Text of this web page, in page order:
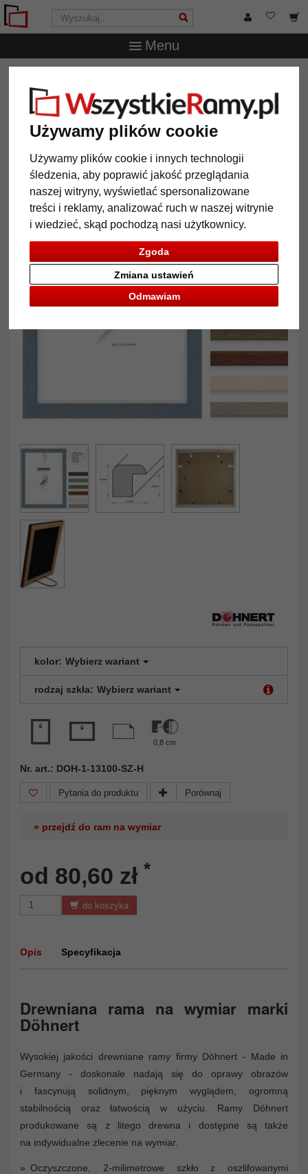
Używamy plików cookie
Używamy plików cookie i innych technologii
śledzenia, aby poprawić jakość przeglądania
naszej witryny, wyświetlać spersonalizowane
treści i reklamy, analizować ruch w naszej witrynie
i wiedzieć, skąd pochodzą nasi użytkownicy.
Zgoda
Odmawiam
Zmiana ustawień
Menu
na wymiar Bermondsey
Rama drewniana na wymiar
Bermondsey
Powrót
kolor: Wybierz wariant
rodzaj szkła: Wybierz wariant
0,8 cm
Nr. art.: DOH-1-13100-SZ-H
Pytania do produktu Porównaj
» przejdź do ram na wymiar
od 80,60 zł *
do koszyka
Opis Specyfikacja
Drewniana rama na wymiar marki
Döhnert
Wysokiej jakości drewniane ramy firmy Döhnert - Made in
Germany - doskonale nadają się do oprawy obrazów
i fascynują solidnym, pięknym wyglądem, ogromną
stabilnością oraz łatwością w użyciu. Ramy Döhnert
produkowane są z litego drewna i dostępne są także
na indywidualne zlecenie na wymiar.
Oczyszczone, 2-milimetrowe szkło z oszlifowanymi